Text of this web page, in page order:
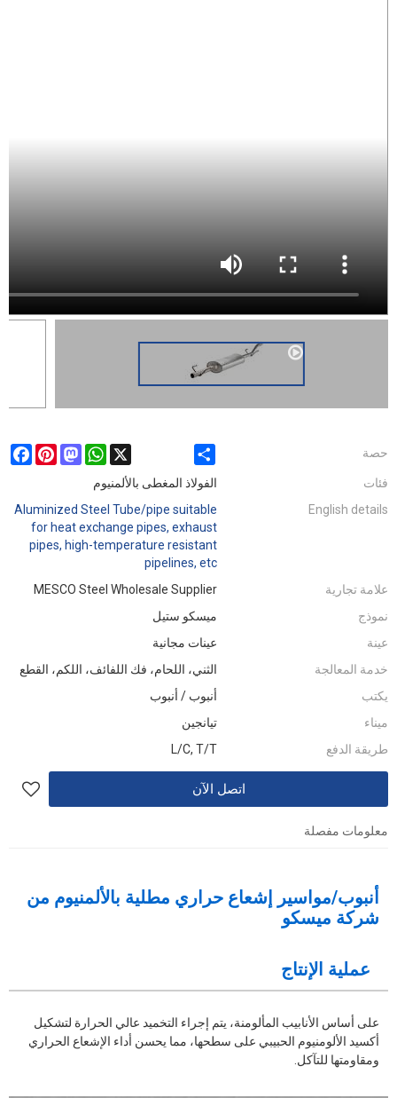
حصة Share
Pinterest
Mastodon
WhatsApp X
فئات
الفولاذ المغطى بالألمنيوم
English details
Aluminized Steel Tube/pipe suitable
for heat exchange pipes, exhaust
pipes, high-temperature resistant
pipelines, etc
علامة تجارية
MESCO Steel Wholesale Supplier
نموذج
ميسكو ستيل
عينة
عينات مجانية
خدمة المعالجة
الثني، اللحام، فك اللفائف، اللكم، القطع
يكتب
أنبوب / أنبوب
ميناء
تيانجين
طريقة الدفع
L/C, T/T
اتصل الآن
معلومات مفصلة
أنبوب/مواسير إشعاع حراري مطلية بالألمنيوم من
شركة ميسكو
عملية الإنتاج
على أساس الأنابيب المألومنة، يتم إجراء التخميد عالي الحرارة لتشكيل
أكسيد الألومنيوم الحبيبي على سطحها، مما يحسن أداء الإشعاع الحراري
ومقاومتها للتآكل.